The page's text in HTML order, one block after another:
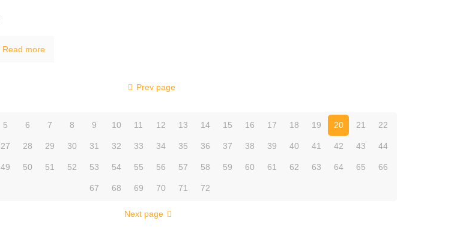
Read more
Prev page
5 6 7 8 9 10 11 12 13 14 15 16 17 18 19 20 21 22
27 28 29 30 31 32 33 34 35 36 37 38 39 40 41 42 43 44
49 50 51 52 53 54 55 56 57 58 59 60 61 62 63 64 65 66
67 68 69 70 71 72
Next page